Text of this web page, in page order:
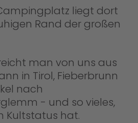
liegt dort
Rand der großen
man von uns aus
in Tirol, Fieberbrunn
nach
- und so vieles,
Kultstatus hat.